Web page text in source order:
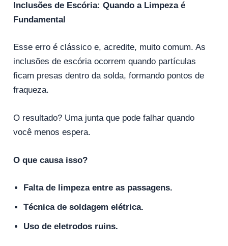
Inclusões de Escória: Quando a Limpeza é
Fundamental
Esse erro é clássico e, acredite, muito comum. As
inclusões de escória ocorrem quando partículas
ficam presas dentro da solda, formando pontos de
fraqueza.
O resultado? Uma junta que pode falhar quando
você menos espera.
O que causa isso?
Falta de limpeza entre as passagens.
Técnica de soldagem elétrica.
Uso de eletrodos ruins.